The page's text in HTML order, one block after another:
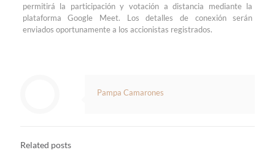
permitirá la participación y votación a distancia mediante la
plataforma Google Meet. Los detalles de conexión serán
enviados oportunamente a los accionistas registrados.
Pampa Camarones
Related posts